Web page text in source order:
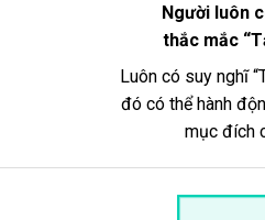
Người luôn
thắc mắc
Luôn có suy nghĩ
đó có thể hành
mục đích